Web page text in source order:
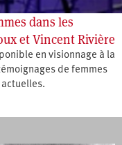
dans les
et Vincent Rivière
en visionnage à la
de femmes